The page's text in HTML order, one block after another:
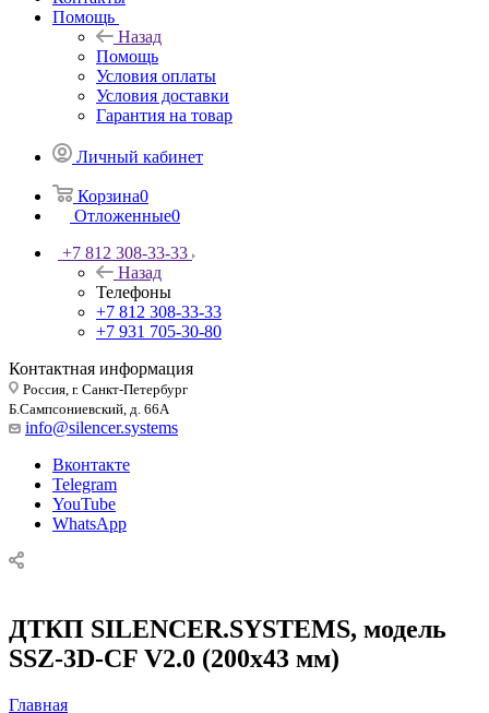
Помощь
Назад
Помощь
Условия оплаты
Условия доставки
Гарантия на товар
Личный кабинет
Корзина0
Отложенные0
+7 812 308-33-33
Назад
Телефоны
+7 812 308-33-33
+7 931 705-30-80
Контактная информация
Россия, г. Санкт-Петербург
Б.Сампсониевский, д. 66А
info@silencer.systems
Вконтакте
Telegram
YouTube
WhatsApp
ДТКП SILENCER.SYSTEMS, модель
SSZ-3D-CF V2.0 (200х43 мм)
Главная